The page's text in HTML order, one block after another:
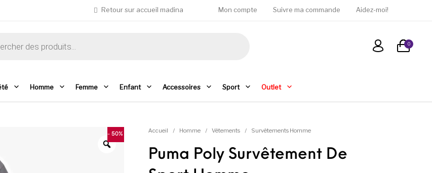
Retour sur accueil madina Mon compte Suivre ma commande Aidez-moi!
0
Homme Femme Enfant Accessoires Sport Outlet
- 50%
Accueil / Homme / Vêtements / Survêtements Homme
Puma Poly Survêtement De